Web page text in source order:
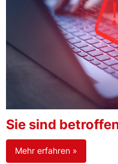
Sie sind
Mehr erfahren »